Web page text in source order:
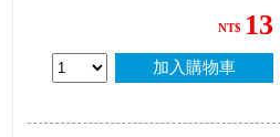
NT$ 13
加入購物車